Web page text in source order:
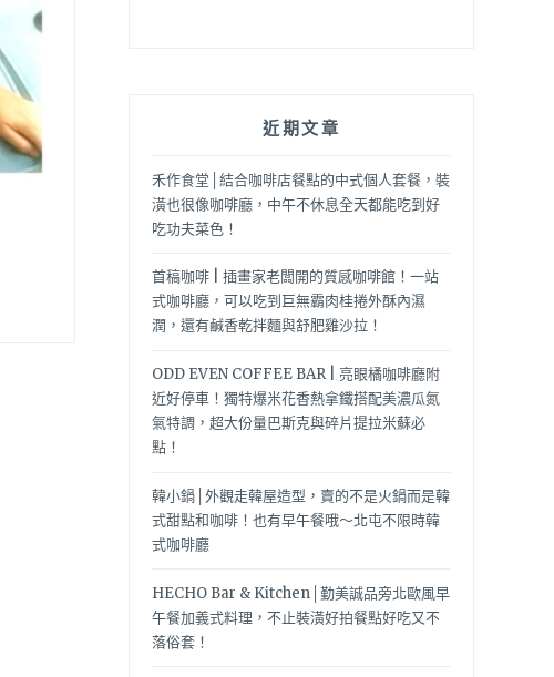
近期文章
禾作食堂│結合咖啡店餐點的中式個人套餐，裝
潢也很像咖啡廳，中午不休息全天都能吃到好
吃功夫菜色！
首稿咖啡 | 插畫家老闆開的質感咖啡館！一站
式咖啡廳，可以吃到巨無霸肉桂捲外酥內濕
潤，還有鹹香乾拌麵與舒肥雞沙拉！
ODD EVEN COFFEE BAR | 亮眼橘咖啡廳附
近好停車！獨特爆米花香熱拿鐵搭配美濃瓜氮
氣特調，超大份量巴斯克與碎片提拉米蘇必
點！
韓小鍋│外觀走韓屋造型，賣的不是火鍋而是韓
式甜點和咖啡！也有早午餐哦～北屯不限時韓
式咖啡廳
HECHO Bar & Kitchen│勤美誠品旁北歐風早
午餐加義式料理，不止裝潢好拍餐點好吃又不
落俗套！